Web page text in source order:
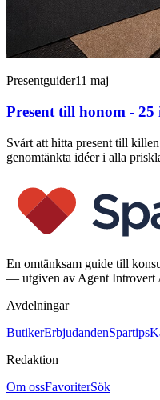
Presentguider11 maj
Present till honom -
Svårt att hitta present till
genomtänkta idéer i alla
En omtänksam guide till
— utgiven av Agent Introvert
Avdelningar
ButikerErbjudandenSpartips
Redaktion
Om ossFavoriterSök